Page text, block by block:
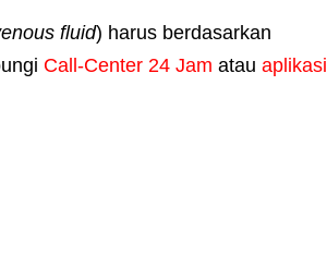
fluid) harus berdasarkan
Call-Center 24 Jam atau aplikasi